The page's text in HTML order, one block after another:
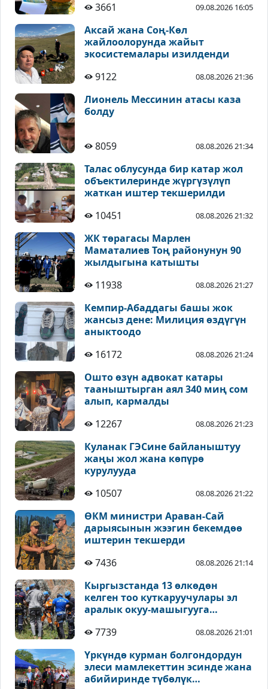
3661 09.08.2026 16:05
Аксай жана Соң-Көл
жайлоолорунда жайыт
экосистемалары изилденди
9122
08.08.2026 21:36
Лионель Мессинин атасы каза
болду
8059 08.08.2026 21:34
Талас облусунда бир катар жол
объектилеринде жүргүзүлүп
жаткан иштер текшерилди
10451
08.08.2026 21:32
ЖК төрагасы Марлен
Маматалиев Тоң районунун 90
жылдыгына катышты
11938
08.08.2026 21:27
Кемпир-Абаддагы башы жок
жансыз дене: Милиция өздүгүн
аныктоодо
16172
08.08.2026 21:24
Ошто өзүн адвокат катары
тааныштырган аял 340 миң сом
алып, кармалды
12267
08.08.2026 21:23
Куланак ГЭСине байланыштуу
жаңы жол жана көпүрө
курулууда
10507
08.08.2026 21:22
ӨКМ министри Араван-Сай
дарыясынын жээгин бекемдөө
иштерин текшерди
7436
08.08.2026 21:14
Кыргызстанда 13 өлкөдөн
келген тоо куткаруучулары эл
аралык окуу-машыгууга
7739
08.08.2026 21:01
Үркүндө курман болгондордун
элеси мамлекеттин эсинде жана
абийиринде түбөлүк